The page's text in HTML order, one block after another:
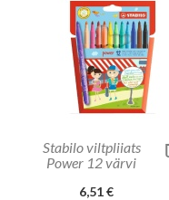
Stabilo viltpliiats
Power 12 värvi
6,51 €